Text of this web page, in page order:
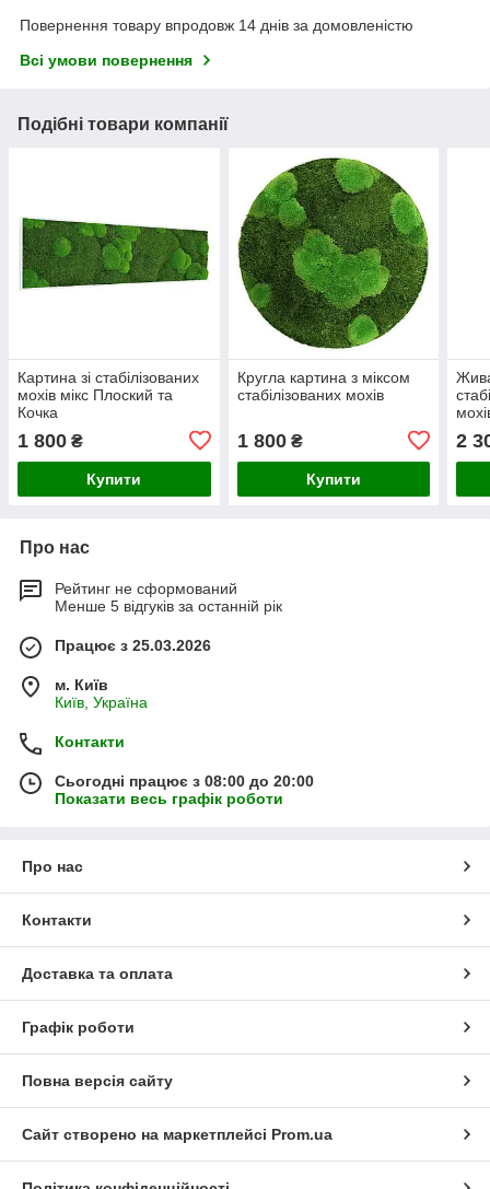
Повернення товару впродовж 14 днів за домовленістю
Всі умови повернення
Подібні товари компанії
Картина зі стабілізованих
мохів мікс Плоский та
Кочка
1 800 ₴
Купити
Кругла картина з міксом
стабілізованих мохів
1 800₴
Купити
2
Про нас
Рейтинг не сформований
Менше 5 відгуків за останній рік
Працює з 25.03.2026
м. Київ
Київ, Україна
Контакти
Сьогодні працює з 08:00 до 20:00
Показати весь графік роботи
Про нас
Контакти
Доставка та оплата
Графік роботи
Повна версія сайту
Сайт створено на маркетплейсі Prom.ua